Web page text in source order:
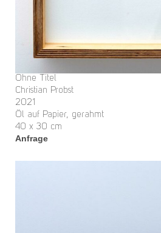
Ohne Titel
Christian Probst
2021
Öl auf Papier, gerahmt
40 x 30 cm
Anfrage